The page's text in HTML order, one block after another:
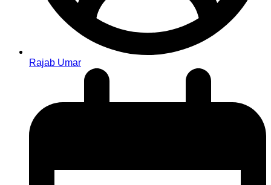
Rajab Umar